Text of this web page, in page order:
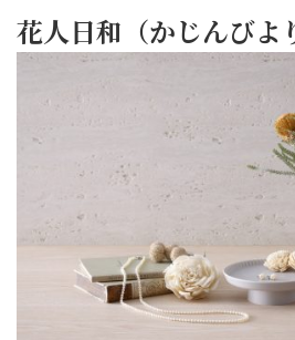
花人日和（かじんびよ